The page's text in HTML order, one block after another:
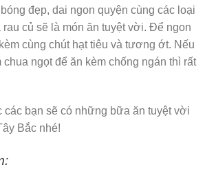
đẹp, dai ngon quyện cùng các loại
rau củ sẽ là món ăn tuyệt vời. Để ngon
cùng chút hạt tiêu và tương ớt. Nếu
chua ngọt để ăn kèm chống ngán thì rất
các bạn sẽ có những bữa ăn tuyệt vời
Bắc nhé!